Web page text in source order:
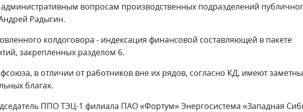
вопросам производственных подразделений
Радыгин.
колдоговора - индексация финансовой составляющей в пакете
закрепленных разделом 6.
в отличии от работников вне их рядов, согласно КД, имеют
благах.
ППО ТЭЦ-1 филиала ПАО «Фортум» Энергосистема «Западная